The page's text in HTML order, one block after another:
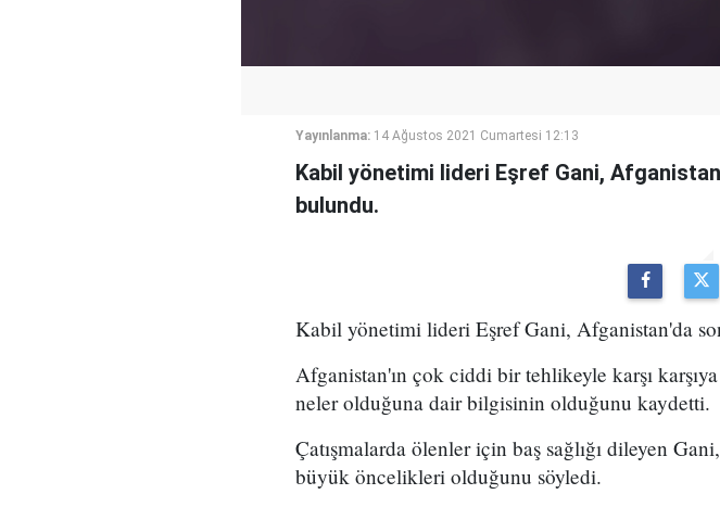
Yayınlanma: 14 Ağustos 2021 Cumartesi 12:13
Kabil yönetimi lideri Eşref Gani,
bulundu.
Kabil yönetimi lideri Eşref Gani, Afganistan'da
Afganistan'ın çok ciddi bir tehlikeyle karşı
neler olduğuna dair bilgisinin olduğunu kaydetti.
Çatışmalarda ölenler için baş sağlığı dileyen
büyük öncelikleri olduğunu söyledi.